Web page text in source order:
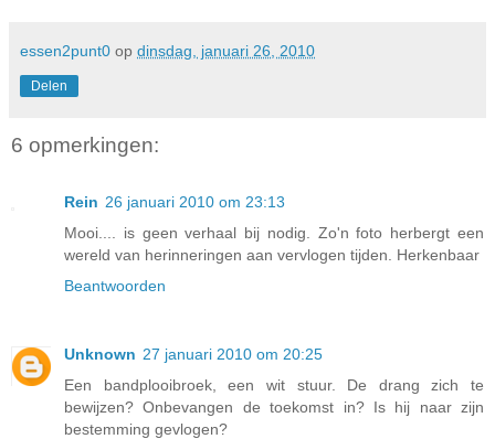
essen2punt0 op dinsdag, januari 26, 2010
Delen
6 opmerkingen:
Rein 26 januari 2010 om 23:13
Mooi.... is geen verhaal bij nodig. Zo'n foto herbergt een
wereld van herinneringen aan vervlogen tijden. Herkenbaar
Beantwoorden
Unknown 27 januari 2010 om 20:25
Een bandplooibroek, een wit stuur. De drang zich te
bewijzen? Onbevangen de toekomst in? Is hij naar zijn
bestemming gevlogen?